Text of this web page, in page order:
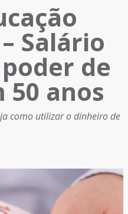
Salário
de
50 anos
como utilizar o dinheiro de